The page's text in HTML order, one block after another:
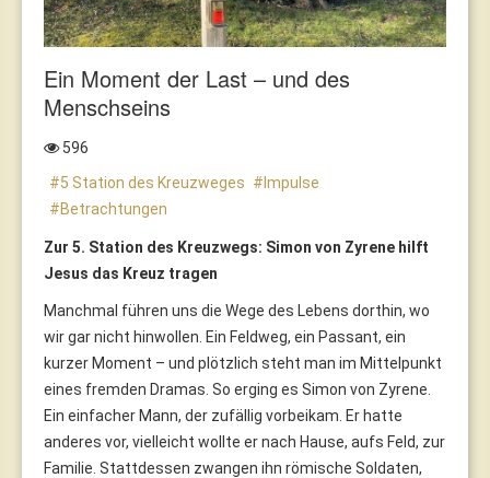
Ein Moment der Last – und des
Menschseins
596
5 Station des Kreuzweges
Impulse
Betrachtungen
Zur 5. Station des Kreuzwegs: Simon von Zyrene hilft
Jesus das Kreuz tragen
Manchmal führen uns die Wege des Lebens dorthin, wo
wir gar nicht hinwollen. Ein Feldweg, ein Passant, ein
kurzer Moment – und plötzlich steht man im Mittelpunkt
eines fremden Dramas. So erging es Simon von Zyrene.
Ein einfacher Mann, der zufällig vorbeikam. Er hatte
anderes vor, vielleicht wollte er nach Hause, aufs Feld, zur
Familie. Stattdessen zwangen ihn römische Soldaten,